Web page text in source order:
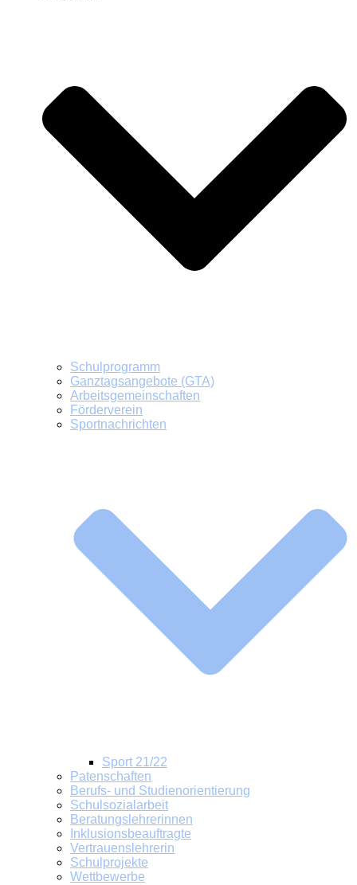
Schulprogramm
Ganztagsangebote (GTA)
Arbeitsgemeinschaften
Förderverein
Sportnachrichten
Sport 21/22
Patenschaften
Berufs- und Studienorientierung
Schulsozialarbeit
Beratungslehrerinnen
Inklusionsbeauftragte
Vertrauenslehrerin
Schulprojekte
Wettbewerbe